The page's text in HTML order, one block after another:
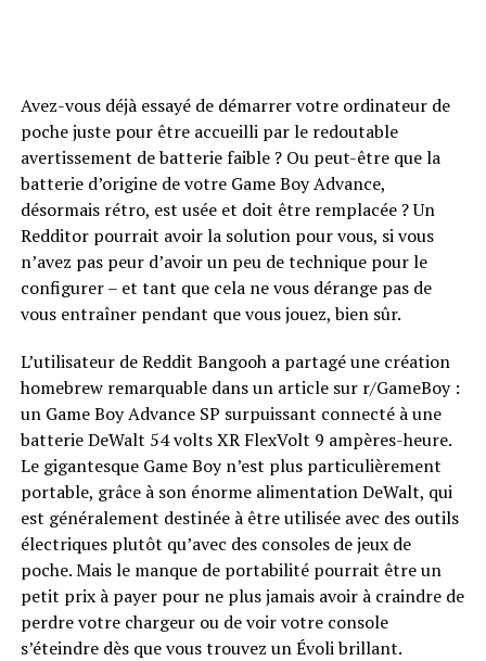
Avez-vous déjà essayé de démarrer votre ordinateur de
poche juste pour être accueilli par le redoutable
avertissement de batterie faible ? Ou peut-être que la
batterie d’origine de votre Game Boy Advance,
désormais rétro, est usée et doit être remplacée ? Un
Redditor pourrait avoir la solution pour vous, si vous
n’avez pas peur d’avoir un peu de technique pour le
configurer – et tant que cela ne vous dérange pas de
vous entraîner pendant que vous jouez, bien sûr.
L’utilisateur de Reddit Bangooh a partagé une création
homebrew remarquable dans un article sur r/GameBoy :
un Game Boy Advance SP surpuissant connecté à une
batterie DeWalt 54 volts XR FlexVolt 9 ampères-heure.
Le gigantesque Game Boy n’est plus particulièrement
portable, grâce à son énorme alimentation DeWalt, qui
est généralement destinée à être utilisée avec des outils
électriques plutôt qu’avec des consoles de jeux de
poche. Mais le manque de portabilité pourrait être un
petit prix à payer pour ne plus jamais avoir à craindre de
perdre votre chargeur ou de voir votre console
s’éteindre dès que vous trouvez un Évoli brillant.